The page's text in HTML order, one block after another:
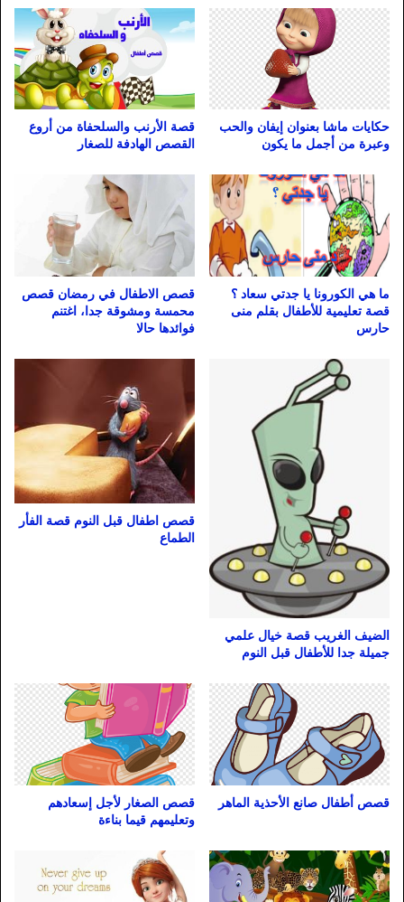
حكايات ماشا بعنوان إيفان والحب
وعبرة من أجمل ما يكون
قصة الأرنب والسلحفاة من أروع
القصص الهادفة للصغار
ما هي الكورونا يا جدتي سعاد ؟
قصة تعليمية للأطفال بقلم منى
حارس
قصص الاطفال في رمضان قصص
محمسة ومشوقة جدا، اغتنم
فوائدها حالا
الضيف الغريب قصة خيال علمي
جميلة جدا للأطفال قبل النوم
قصص اطفال قبل النوم قصة الفأر
الطماع
قصص أطفال صانع الأحذية الماهر
قصص الصغار لأجل إسعادهم
وتعليمهم قيما بناءة